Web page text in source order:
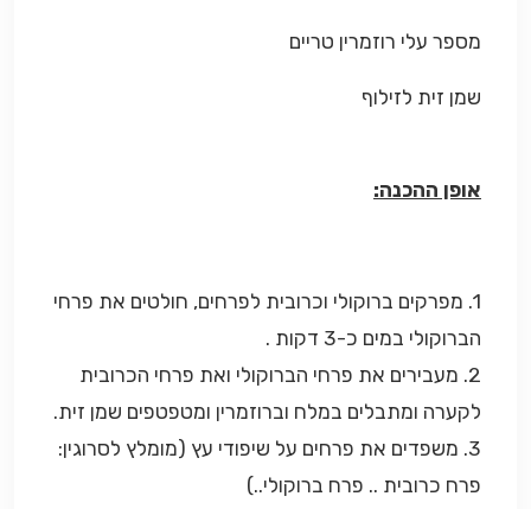
מספר עלי רוזמרין טריים
שמן זית לזילוף
אופן ההכנה:
1. מפרקים ברוקולי וכרובית לפרחים, חולטים את פרחי
הברוקולי במים כ-3 דקות .
2. מעבירים את פרחי הברוקולי ואת פרחי הכרובית
לקערה ומתבלים במלח וברוזמרין ומטפטפים שמן זית.
3. משפדים את פרחים על שיפודי עץ (מומלץ לסרוגין:
פרח כרובית .. פרח ברוקולי..)